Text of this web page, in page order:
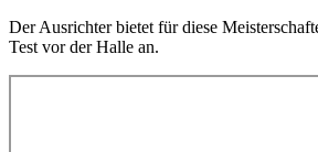
Der Ausrichter bietet für diese
Test vor der Halle an.